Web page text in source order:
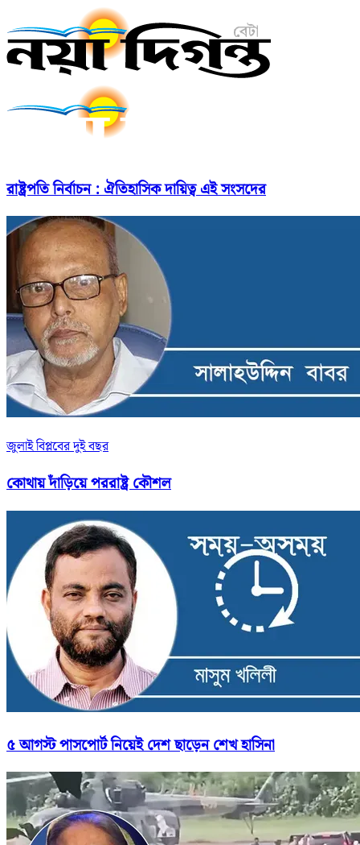
রাষ্ট্রপতি নির্বাচন : ঐতিহাসিক দায়িত্ব এই সংসদের
জুলাই বিপ্লবের দুই বছর
কোথায় দাঁড়িয়ে পররাষ্ট্র কৌশল
৫ আগস্ট পাসপোর্ট নিয়েই দেশ ছাড়েন শেখ হাসিনা